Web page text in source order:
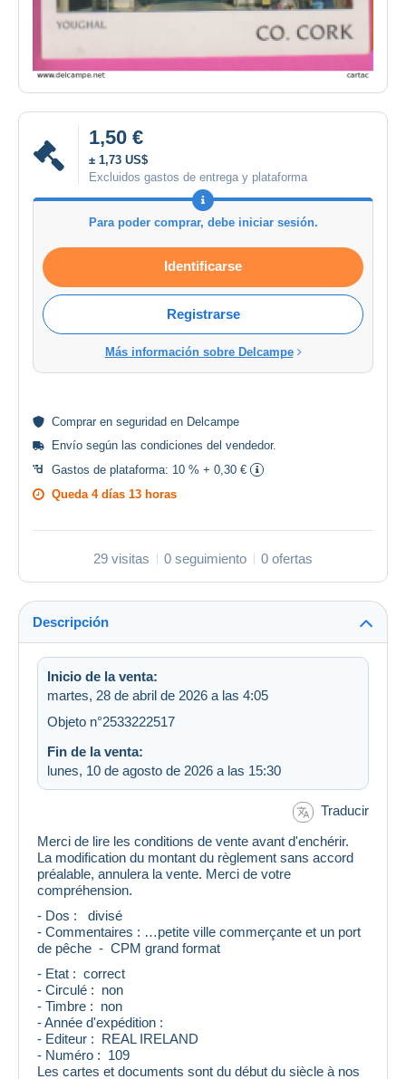
1,50 €
± 1,73 US$
Excluidos gastos de entrega y plataforma
Para poder comprar, debe iniciar sesión.
Identificarse
Registrarse
Más información sobre Delcampe
Comprar en seguridad en Delcampe
Envío según las condiciones del vendedor.
Gastos de plataforma: 10 % + 0,30 €
Queda 4 días 13 horas
29 visitas 0 seguimiento 0 ofertas
Descripción
Inicio de la venta:
martes, 28 de abril de 2026 a las 4:05
Objeto n°2533222517
Fin de la venta:
lunes, 10 de agosto de 2026 a las 15:30
Traducir
Merci de lire les conditions de vente avant d'enchérir.
La modification du montant du règlement sans accord
préalable, annulera la vente. Merci de votre
compréhension.
- Dos : divisé
- Commentaires : …petite ville commerçante et un port
de pêche - CPM grand format
- Etat : correct
- Circulé : non
- Timbre : non
- Année d'expédition :
- Editeur : REAL IRELAND
- Numéro : 109
Les cartes et documents sont du début du siècle à nos